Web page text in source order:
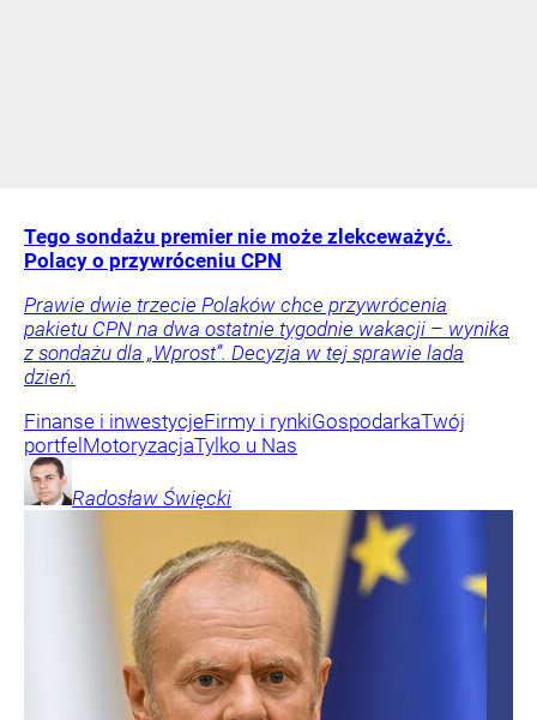
Tego sondażu premier nie może zlekceważyć.
Polacy o przywróceniu CPN
Prawie dwie trzecie Polaków chce przywrócenia
pakietu CPN na dwa ostatnie tygodnie wakacji – wynika
z sondażu dla „Wprost”. Decyzja w tej sprawie lada
dzień.
Finanse i inwestycjeFirmy i rynkiGospodarkaTwój
portfelMotoryzacjaTylko u Nas
Radosław Święcki